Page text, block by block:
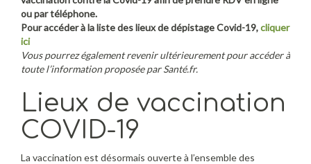
ou par téléphone.
Pour accéder à la liste des lieux de dépistage Covid-19,cliquer
ici
Vous pourrez également revenir ultérieurement pour accéder à
toute l’information proposée par Santé.fr.
Lieux de vaccination
COVID-19
La vaccination est désormais ouverte à l’ensemble des